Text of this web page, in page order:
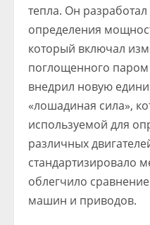
тепла. Он
определения
который включал
поглощенного паром
внедрил новую
«лошадиная сила»,
используемой для
различных
стандартизировало
облегчило
машин и приводов.